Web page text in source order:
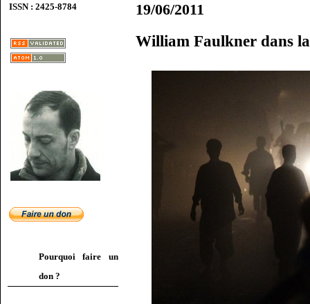
ISSN : 2425-8784
Pourquoi faire un
don ?
19/06/2011
William Faulkner dans